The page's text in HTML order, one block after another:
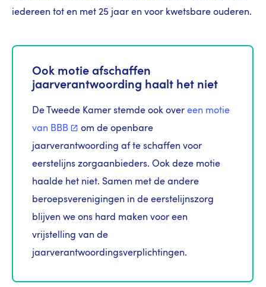
iedereen tot en met 25 jaar en voor kwetsbare ouderen.
Ook motie afschaffen
jaarverantwoording haalt het niet
De Tweede Kamer stemde ook over een motie
van BBB
om de openbare
jaarverantwoording af te schaffen voor
eerstelijns zorgaanbieders. Ook deze motie
haalde het niet. Samen met de andere
beroepsverenigingen in de eerstelijnszorg
blijven we ons hard maken voor een
vrijstelling van de
jaarverantwoordingsverplichtingen.